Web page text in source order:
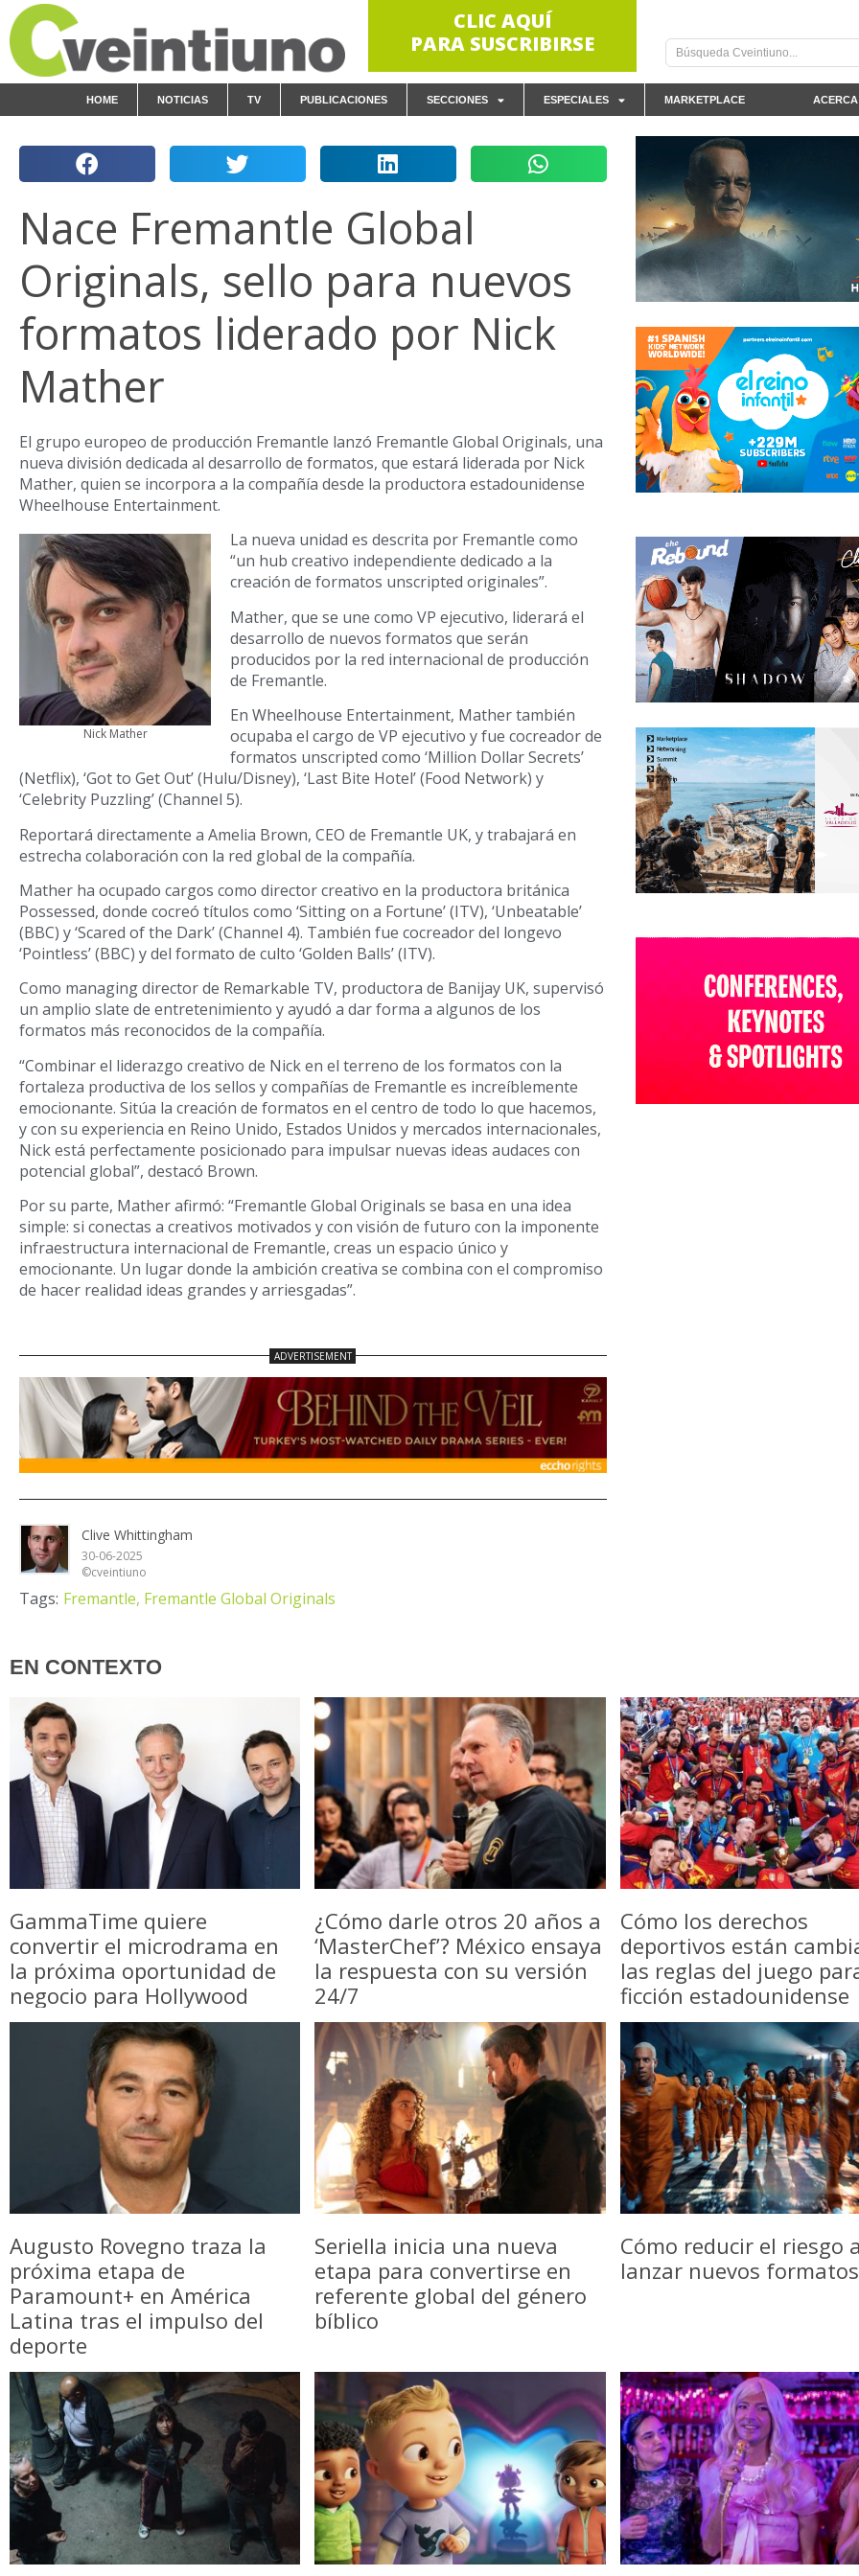
CLIC AQUÍ
PARA SUSCRIBIRSE
HOME NOTICIAS TV PUBLICACIONES SECCIONES ESPECIALES MARKETPLACE
Nace Fremantle Global
Originals, sello para nuevos
formatos liderado por Nick
Mather
El grupo europeo de producción Fremantle lanzó Fremantle Global Originals, una
nueva división dedicada al desarrollo de formatos, que estará liderada por Nick
Mather, quien se incorpora a la compañía desde la productora estadounidense
Wheelhouse Entertainment.
Nick Mather
La nueva unidad es descrita por Fremantle como
“un hub creativo independiente dedicado a la
creación de formatos unscripted originales”.
Mather, que se une como VP ejecutivo, liderará el
desarrollo de nuevos formatos que serán
producidos por la red internacional de producción
de Fremantle.
En Wheelhouse Entertainment, Mather también
ocupaba el cargo de VP ejecutivo y fue cocreador de
formatos unscripted como ‘Million Dollar Secrets’
(Netflix), ‘Got to Get Out’ (Hulu/Disney), ‘Last Bite Hotel’ (Food Network) y
‘Celebrity Puzzling’ (Channel 5).
Reportará directamente a Amelia Brown, CEO de Fremantle UK, y trabajará en
estrecha colaboración con la red global de la compañía.
Mather ha ocupado cargos como director creativo en la productora británica
Possessed, donde cocreó títulos como ‘Sitting on a Fortune’ (ITV), ‘Unbeatable’
(BBC) y ‘Scared of the Dark’ (Channel 4). También fue cocreador del longevo
‘Pointless’ (BBC) y del formato de culto ‘Golden Balls’ (ITV).
Como managing director de Remarkable TV, productora de Banijay UK, supervisó
un amplio slate de entretenimiento y ayudó a dar forma a algunos de los
formatos más reconocidos de la compañía.
“Combinar el liderazgo creativo de Nick en el terreno de los formatos con la
fortaleza productiva de los sellos y compañías de Fremantle es increíblemente
emocionante. Sitúa la creación de formatos en el centro de todo lo que hacemos,
y con su experiencia en Reino Unido, Estados Unidos y mercados internacionales,
Nick está perfectamente posicionado para impulsar nuevas ideas audaces con
potencial global”, destacó Brown.
Por su parte, Mather afirmó: “Fremantle Global Originals se basa en una idea
simple: si conectas a creativos motivados y con visión de futuro con la imponente
infraestructura internacional de Fremantle, creas un espacio único y
emocionante. Un lugar donde la ambición creativa se combina con el compromiso
de hacer realidad ideas grandes y arriesgadas”.
Clive Whittingham
30-06-2025
©cveintiuno
Tags: Fremantle, Fremantle Global Originals
EN CONTEXTO
GammaTime quiere
convertir el microdrama en
la próxima oportunidad de
negocio para Hollywood
¿Cómo darle otros 20 años a
‘MasterChef’? México ensaya
la respuesta con su versión
24/7
Cómo los derechos
deportivos están
las reglas del juego
ficción estadounidense
Augusto Rovegno traza la
próxima etapa de
Paramount+ en América
Latina tras el impulso del
deporte
Seriella inicia una nueva
etapa para convertirse en
referente global del género
bíblico
Cómo reducir el riesgo
lanzar nuevos formatos